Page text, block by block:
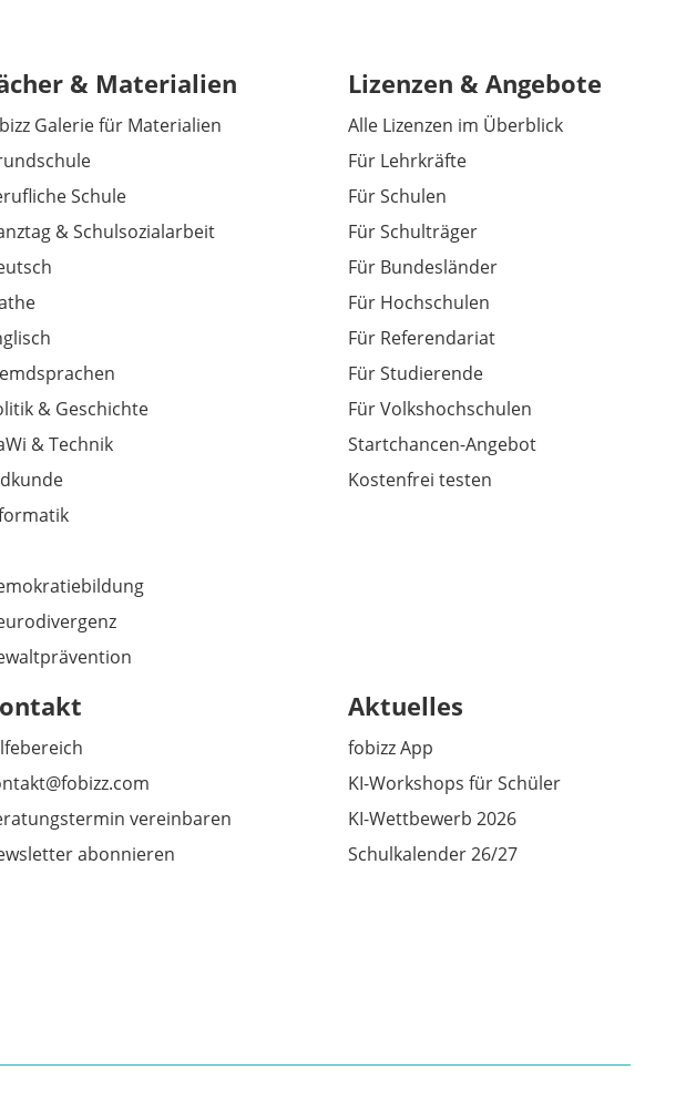
& Materialien
Galerie für Materialien
Schule
& Schulsozialarbeit
& Geschichte
& Technik
Lizenzen & Angebote
Alle Lizenzen im Überblick
Für Lehrkräfte
Für Schulen
Für Schulträger
Für Bundesländer
Für Hochschulen
Für Referendariat
Für Studierende
Für Volkshochschulen
Startchancen-Angebot
Kostenfrei testen
vereinbaren
abonnieren
Aktuelles
fobizz App
KI-Workshops für Schüler
KI-Wettbewerb 2026
Schulkalender 26/27